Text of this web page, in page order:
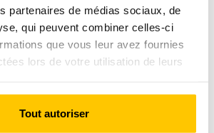
partenaires de médias sociaux, de
qui peuvent combiner celles-ci
que vous leur avez fournies
lors de votre utilisation de leurs
Tout autoriser